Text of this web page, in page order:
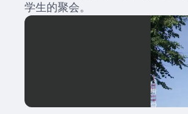
学生的聚会。